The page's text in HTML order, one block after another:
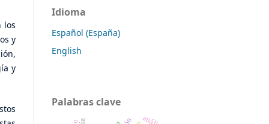
los
y
y
Idioma
Español (España)
English
Palabras clave